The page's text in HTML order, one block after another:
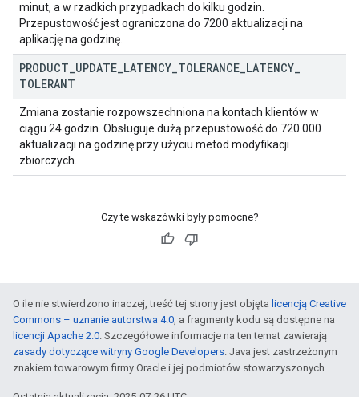
minut, a w rzadkich przypadkach do kilku godzin.
Przepustowość jest ograniczona do 7200 aktualizacji na
aplikację na godzinę.
PRODUCT UPDATE LATENCY TOLERANCE LATENCY
TOLERANT
Zmiana zostanie rozpowszechniona na kontach klientów w
ciągu 24 godzin. Obsługuje dużą przepustowość do 720 000
aktualizacji na godzinę przy użyciu metod modyfikacji
zbiorczych.
Czy te wskazówki były pomocne?
O ile nie stwierdzono inaczej, treść tej strony jest objęta licencją Creative
Commons – uznanie autorstwa 4.0, a fragmenty kodu są dostępne na
licencji Apache 2.0. Szczegółowe informacje na ten temat zawierają
zasady dotyczące witryny Google Developers. Java jest zastrzeżonym
znakiem towarowym firmy Oracle i jej podmiotów stowarzyszonych.